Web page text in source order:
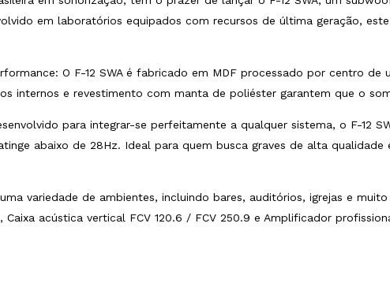
em laboratórios equipados com recursos de última geração,
O F-12 SWA é fabricado em MDF processado por centro de
internos e revestimento com manta de poliéster garantem que o
para integrar-se perfeitamente a qualquer sistema, o F-12
abaixo de 28Hz. Ideal para quem busca graves de alta qualidade
variedade de ambientes, incluindo bares, auditórios, igrejas e
Caixa acústica vertical FCV 120.6 / FCV 250.9 e Amplificador